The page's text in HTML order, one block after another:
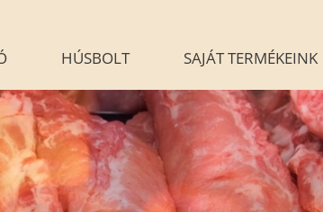
HÚSBOLT
HÚSÁRU-AUTOMATA
BLOG
SAJÁT TERMÉKEINK